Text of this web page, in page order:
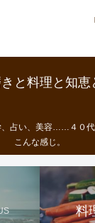
と料理と知恵
占い、美容……４０
こんな感じ。
料